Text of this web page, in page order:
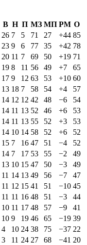
В Н П МЗ МП РМ О
26 7 5 71 27 +44 85
23 9 6 77 35 +42 78
20 11 7 69 50 +19 71
19 8 11 56 49 +7
65
17 9 12 63 53 +10 60
13 18 7 58 54 +4
57
14 12 12 42 48 −6
54
14 11 13 52 46 +6
53
14 11 13 55 52 +3
53
14 10 14 58 52 +6
52
15 7 16 47 51 −4
52
14 7 17 53 55 −2
49
13 10 15 47 50 −3
49
11 14 13 49 56 −7
47
11 12 15 41 51 −10 45
11 11 16 48 51 −3
44
10 11 17 48 57 −9
41
10 9 19 46 65 −19 39
4 10 24 38 75 −37 22
3 11 24 27 68 −41 20